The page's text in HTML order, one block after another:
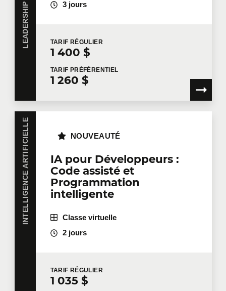
3 jours
TARIF RÉGULIER
1 400 $
TARIF PRÉFÉRENTIEL
1 260 $
INTELLIGENCE ARTIFICIELLE
IA pour Développeurs :
Code assisté et
Programmation
intelligente
NOUVEAUTÉ
Classe virtuelle
2 jours
TARIF RÉGULIER
1 035 $